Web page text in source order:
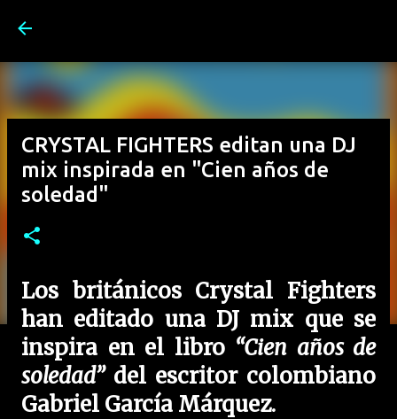
CRYSTAL FIGHTERS editan una DJ
mix inspirada en "Cien años de
soledad"
Los británicos Crystal Fighters
han editado una DJ mix que se
inspira en el libro “Cien años de
soledad”del escritor colombiano
Gabriel García Márquez.